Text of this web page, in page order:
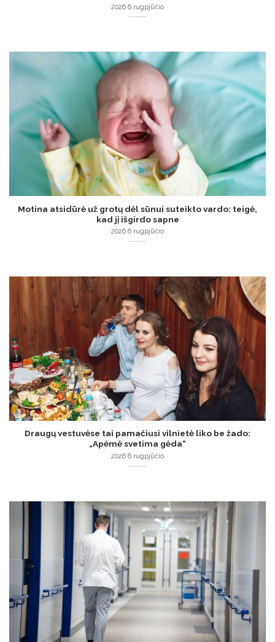
2026 6 rugpjūčio
Motina atsidūrė už grotų dėl sūnui suteikto vardo: teigė,
kad jį išgirdo sapne
2026 6 rugpjūčio
Draugų vestuvėse tai pamačiusi vilnietė liko be žado:
„Apėmė svetima gėda“
2026 6 rugpjūčio